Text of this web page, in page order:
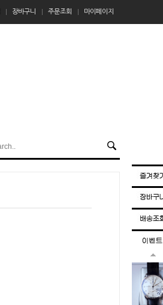
장바구니 주문조회 마이페이지